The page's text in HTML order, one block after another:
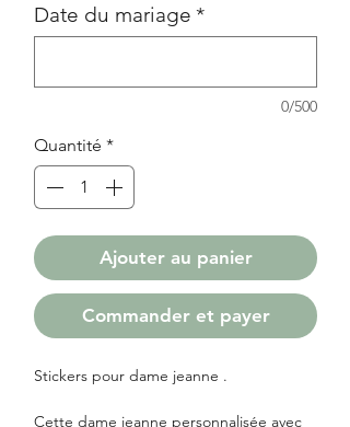
Date du mariage *
0/500
Quantité *
Ajouter au panier
Commander et payer
Stickers pour dame jeanne .
Cette dame jeanne personnalisée avec